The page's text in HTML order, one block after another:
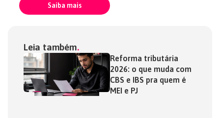
Saiba mais
Leia também
Reforma tributária
2026: o que muda com
CBS e IBS pra quem é
MEI e PJ